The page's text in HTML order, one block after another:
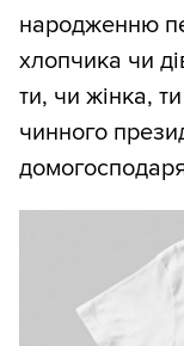
народженню
хлопчика чи
ти, чи жінка,
чинного